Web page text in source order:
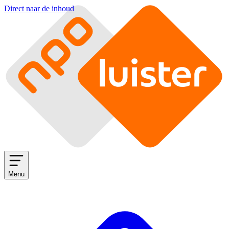
Direct naar de inhoud
Menu